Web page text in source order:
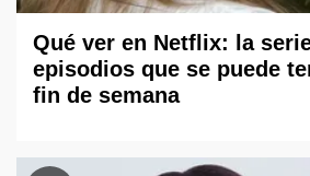
Qué ver en Netflix: la
episodios que se puede
fin de semana